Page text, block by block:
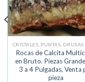
Rocas de Calcita
en Bruto. Piezas
3 a 4 Pulgadas, Venta
pieza